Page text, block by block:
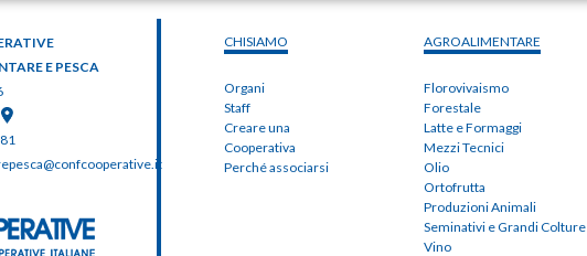
E PESCA
CHISIAMO
Organi
Staff
Creare una
Cooperativa
Perché associarsi
AGROALIMENTARE
Florovivaismo
Forestale
Latte e Formaggi
Mezzi Tecnici
Olio
Ortofrutta
Produzioni Animali
Seminativi e Grandi Colture
Vino